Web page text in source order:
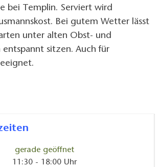
bei Templin. Serviert wird
Bei gutem Wetter lässt
unter alten Obst- und
entspannt sitzen. Auch für
gerade geöffnet
11:30 - 18:00 Uhr